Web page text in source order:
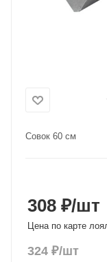
Совок 60 см
308 ₽/шт
Цена по карте
324 ₽/шт
%